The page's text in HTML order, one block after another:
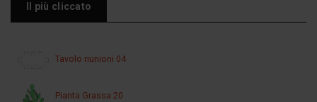
Il più cliccato
Tavolo riunioni 04
Pianta Grassa 20